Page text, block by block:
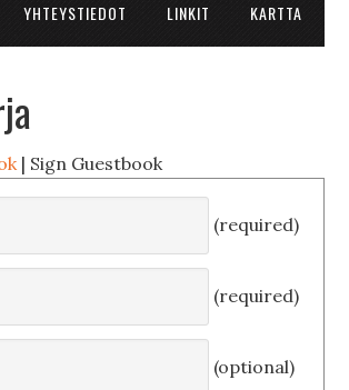
YHTEYSTIEDOT LINKIT KARTTA
| Sign Guestbook
(required)
(required)
(optional)